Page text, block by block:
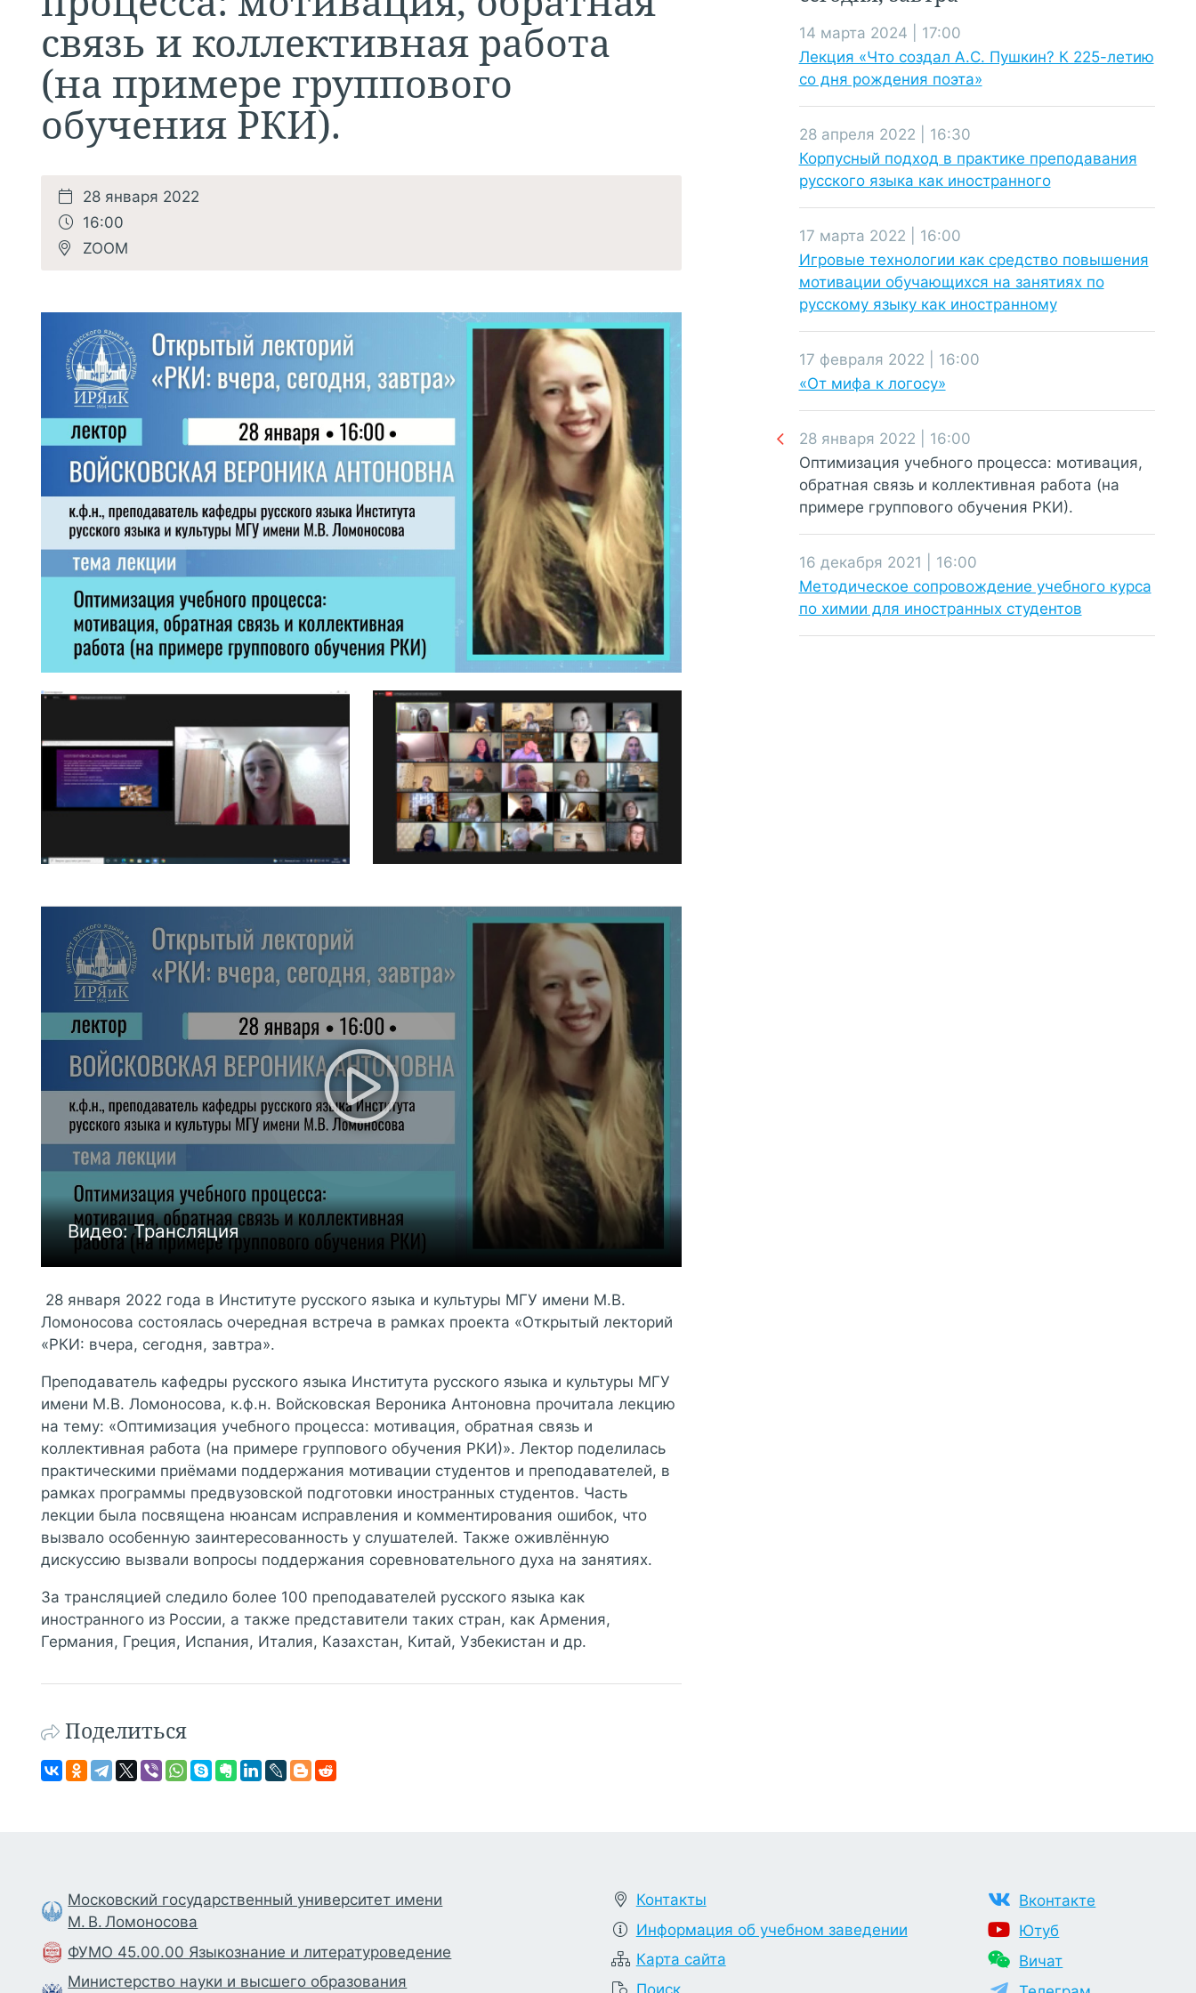
связь и коллективная работа
(на примере группового
обучения РКИ).
28 января 2022
16:00
ZOOM
Видео: Трансляция
28 января 2022 года в Институте русского языка и культуры МГУ имени М.В.
Ломоносова состоялась очередная встреча в рамках проекта «Открытый лекторий
«РКИ: вчера, сегодня, завтра».
Преподаватель кафедры русского языка Института русского языка и культуры МГУ
имени М.В. Ломоносова, к.ф.н. Войсковская Вероника Антоновна прочитала лекцию
на тему: «Оптимизация учебного процесса: мотивация, обратная связь и
коллективная работа (на примере группового обучения РКИ)». Лектор поделилась
практическими приёмами поддержания мотивации студентов и преподавателей, в
рамках программы предвузовской подготовки иностранных студентов. Часть
лекции была посвящена нюансам исправления и комментирования ошибок, что
вызвало особенную заинтересованность у слушателей. Также оживлённую
дискуссию вызвали вопросы поддержания соревновательного духа на занятиях.
За трансляцией следило более 100 преподавателей русского языка как
иностранного из России, а также представители таких стран, как Армения,
Германия, Греция, Испания, Италия, Казахстан, Китай, Узбекистан и др.
Поделиться
14 марта 2024 | 17:00
Лекция «Что создал А.С. Пушкин? К 225-летию
со дня рождения поэта»
28 апреля 2022 | 16:30
Корпусный подход в практике преподавания
русского языка как иностранного
17 марта 2022 | 16:00
Игровые технологии как средство повышения
мотивации обучающихся на занятиях по
русскому языку как иностранному
17 февраля 2022 | 16:00
«От мифа к логосу»
28 января 2022 | 16:00
Оптимизация учебного процесса: мотивация,
обратная связь и коллективная работа (на
примере группового обучения РКИ).
16 декабря 2021 | 16:00
Методическое сопровождение учебного курса
по химии для иностранных студентов
Московский государственный университет имени
М. В. Ломоносова
ФУМО 45.00.00 Языкознание и литературоведение
Министерство науки и высшего образования
Контакты
Информация об учебном заведении
Карта сайта
Поиск
Вконтакте
Ютуб
Вичат